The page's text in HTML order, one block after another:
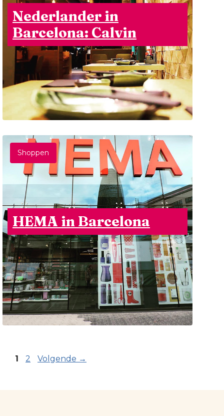
Nederlander in
Barcelona: Calvin
Shoppen
HEMA in Barcelona
Pagina
1 Pagina
2 Volgende →